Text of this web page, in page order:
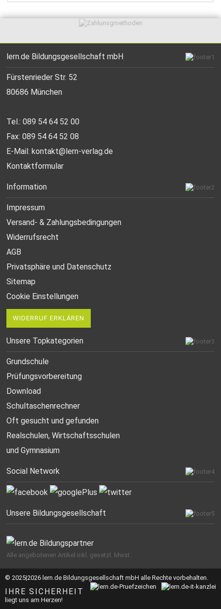
lern.de Bildungsgesellschaft mbH
Fürstenrieder Str. 52
80686 München
Tel.: 089 54 64 52 00
Fax: 089 54 64 52 08
E-Mail:kontakt@lern-verlag.de
Kontaktformular
Information
Impressum
Versand- & Zahlungsbedingungen
Widerrufsrecht
AGB
Privatsphäre und Datenschutz
Sitemap
Cookie Einstellungen
WIDERRUF ERKLÄREN
Unsere Topkategorien
Grundschule
Prüfungsvorbereitung
Download
Schultaschenrechner
Oft gesucht und gefunden
Realschulen,Wirtschaftsschulen
und Gymnasium
Social Network
Unsere Bildungsgesellschaft
Alle angebotenen Artikel inkl. gesetzl. Mwst..
© 2025|2026 lern.de Bildungsgesellschaft mbH alle Rechte vorbehalten.
IHRE SICHERHEIT
liegt uns am Herzen!